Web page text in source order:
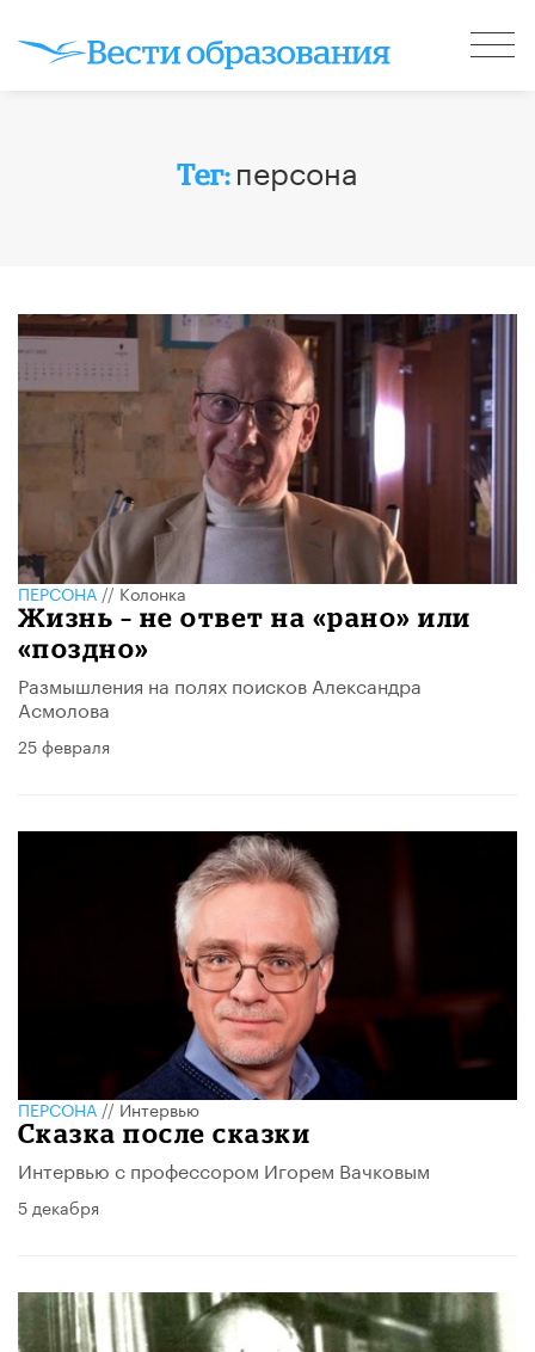
Тег: персона
ПЕРСОНА//Колонка
Жизнь – не ответ на «рано» или
«поздно»
Размышления на полях поисков Александра
Асмолова
25 февраля
ПЕРСОНА//Интервью
Сказка после сказки
Интервью с профессором Игорем Вачковым
5 декабря